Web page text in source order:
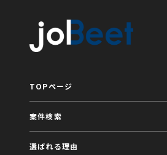
TOPページ
案件検索
選ばれる理由